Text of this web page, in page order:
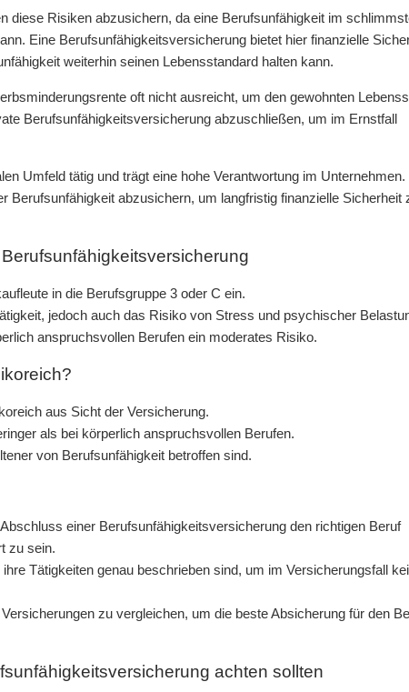
diese Risiken abzusichern, da eine Berufsunfähigkeit im
Eine Berufsunfähigkeitsversicherung bietet hier finanzielle
weiterhin seinen Lebensstandard halten kann.
oft nicht ausreicht, um den gewohnten
Berufsunfähigkeitsversicherung abzuschließen, um im Ernstfall
Umfeld tätig und trägt eine hohe Verantwortung im
Berufsunfähigkeit abzusichern, um langfristig finanzielle Sicherheit
in die Berufsgruppe 3 oder C ein.
jedoch auch das Risiko von Stress und psychischer
anspruchsvollen Berufen ein moderates Risiko.
aus Sicht der Versicherung.
als bei körperlich anspruchsvollen Berufen.
von Berufsunfähigkeit betroffen sind.
einer Berufsunfähigkeitsversicherung den richtigen Beruf
zu sein.
Tätigkeiten genau beschrieben sind, um im Versicherungsfall
zu vergleichen, um die beste Absicherung für den
achten sollten